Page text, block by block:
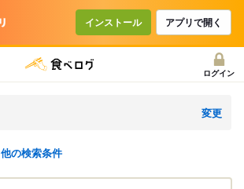
インストール アプリで開く
ログイン
変更
他の検索条件